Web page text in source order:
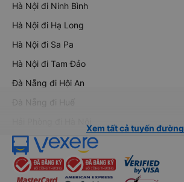
Hà Nội đi Ninh Bình
Hà Nội đi Hạ Long
Hà Nội đi Sa Pa
Hà Nội đi Tam Đảo
Đà Nẵng đi Hội An
Đà Nẵng đi Huế
Xem tất cả tuyến đường